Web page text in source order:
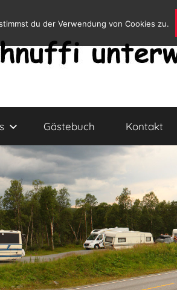
Gästebuch Kontakt
du der Verwendung von Cookies zu.